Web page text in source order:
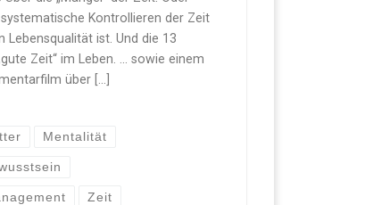
Kontrollieren der Zeit
Lebensqualität ist. Und die 13
Zeit“ im Leben. … sowie einem
über […]
Mentalität
Zeit